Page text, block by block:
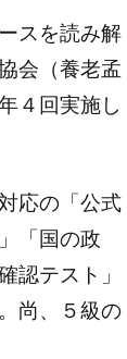
スを読み解
会（養老孟
４回実施し
応の「公式
「国の政
認テスト」
尚、５級の